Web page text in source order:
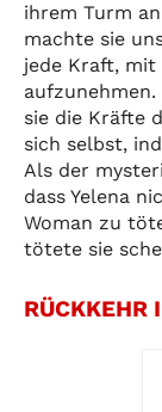
ihrem Turm
machte sie
jede Kraft, mit
sie die Kräfte
sich selbst,
Als der
dass Yelena
Woman zu
tötete sie
RÜCKKEHR